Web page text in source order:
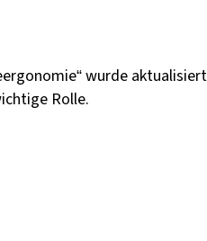
wurde
Rolle.